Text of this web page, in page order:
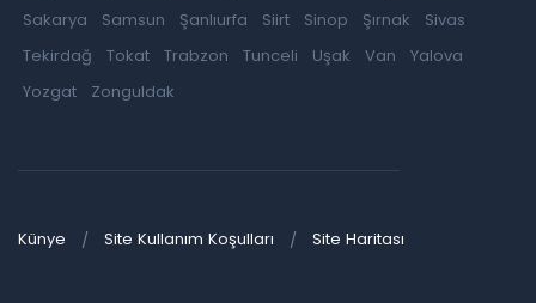
Sakarya
Samsun Şanlıurfa Siirt Sinop Şırnak
Sivas
Tekirdağ
Tokat Trabzon Tunceli Uşak Van
Yalova
Yozgat
Zonguldak
Künye Site Kullanım Koşulları Site Haritası